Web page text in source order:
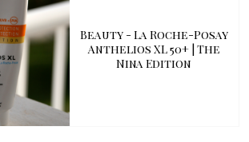
Beauty - La Roche-Posay
Anthelios XL 50+ | The
Nina Edition